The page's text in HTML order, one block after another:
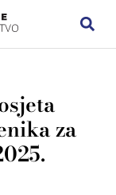
za